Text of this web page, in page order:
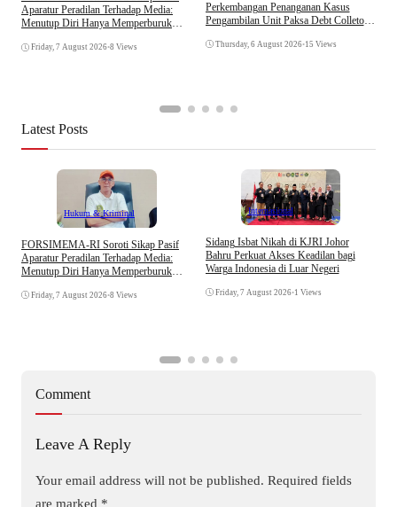
Aparatur Peradilan Terhadap Media:
Menutup Diri Hanya Memperburuk
Friday, 7 August 2026•8 Views
Perkembangan Penanganan Kasus
Pengambilan Unit Paksa Debt Colletor
Thursday, 6 August 2026•15 Views
Latest Posts
Hukum & Kriminal
​FORSIMEMA-RI Soroti Sikap Pasif
Aparatur Peradilan Terhadap Media:
Menutup Diri Hanya Memperburuk
Friday, 7 August 2026•8 Views
Internasional
Sidang Isbat Nikah di KJRI Johor
Bahru Perkuat Akses Keadilan bagi
Warga Indonesia di Luar Negeri
Friday, 7 August 2026•1 Views
Comment
Leave A Reply
Your email address will not be published. Required fields
are marked *